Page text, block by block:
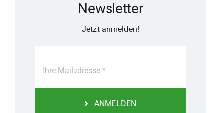
Newsletter
Jetzt anmelden!
ANMELDEN